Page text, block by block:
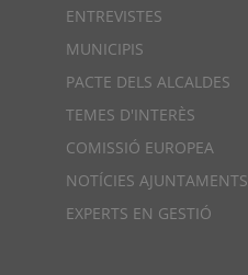
ENTREVISTES
MUNICIPIS
PACTE DELS ALCALDES
TEMES D'INTERÈS
COMISSIÓ EUROPEA
NOTÍCIES AJUNTAMENTS
EXPERTS EN GESTIÓ